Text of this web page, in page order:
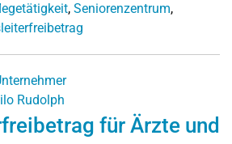
, Seniorenzentrum,
Rudolph
für Ärzte und